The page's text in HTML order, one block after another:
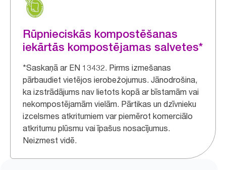
Rūpnieciskās kompostēšanas
iekārtās kompostējamas salvetes*
*Saskaņā ar EN 13432. Pirms izmešanas
pārbaudiet vietējos ierobežojumus. Jānodrošina,
ka izstrādājums nav lietots kopā ar bīstamām vai
nekompostējamām vielām. Pārtikas un dzīvnieku
izcelsmes atkritumiem var piemērot komerciālo
atkritumu plūsmu vai īpašus nosacījumus.
Neizmest vidē.